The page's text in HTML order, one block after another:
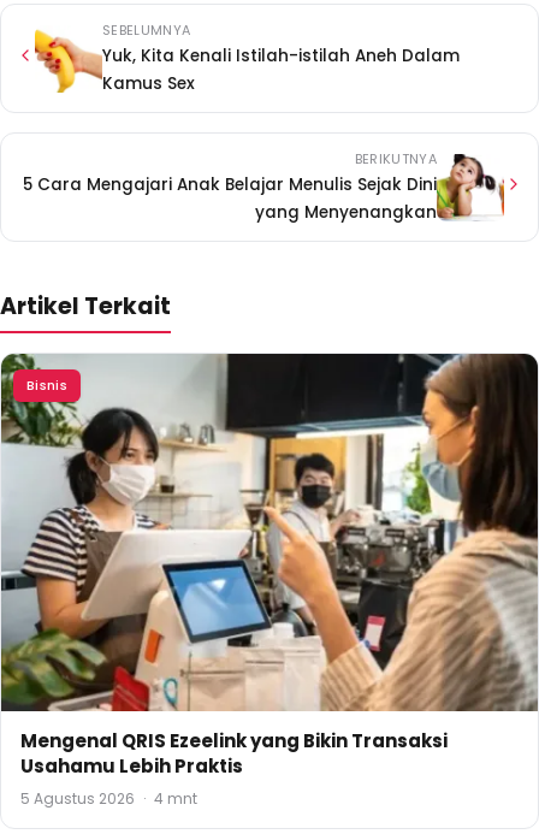
SEBELUMNYA
Yuk, Kita Kenali Istilah-istilah Aneh Dalam
Kamus Sex
BERIKUTNYA
5 Cara Mengajari Anak Belajar Menulis Sejak Dini
yang Menyenangkan
Artikel Terkait
Bisnis
Mengenal QRIS Ezeelink yang Bikin Transaksi
Usahamu Lebih Praktis
5 Agustus 2026 · 4 mnt